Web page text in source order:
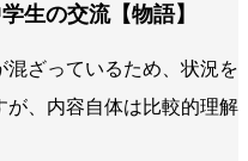
生の交流【物語】
ざっているため、状況を
、内容自体は比較的理解